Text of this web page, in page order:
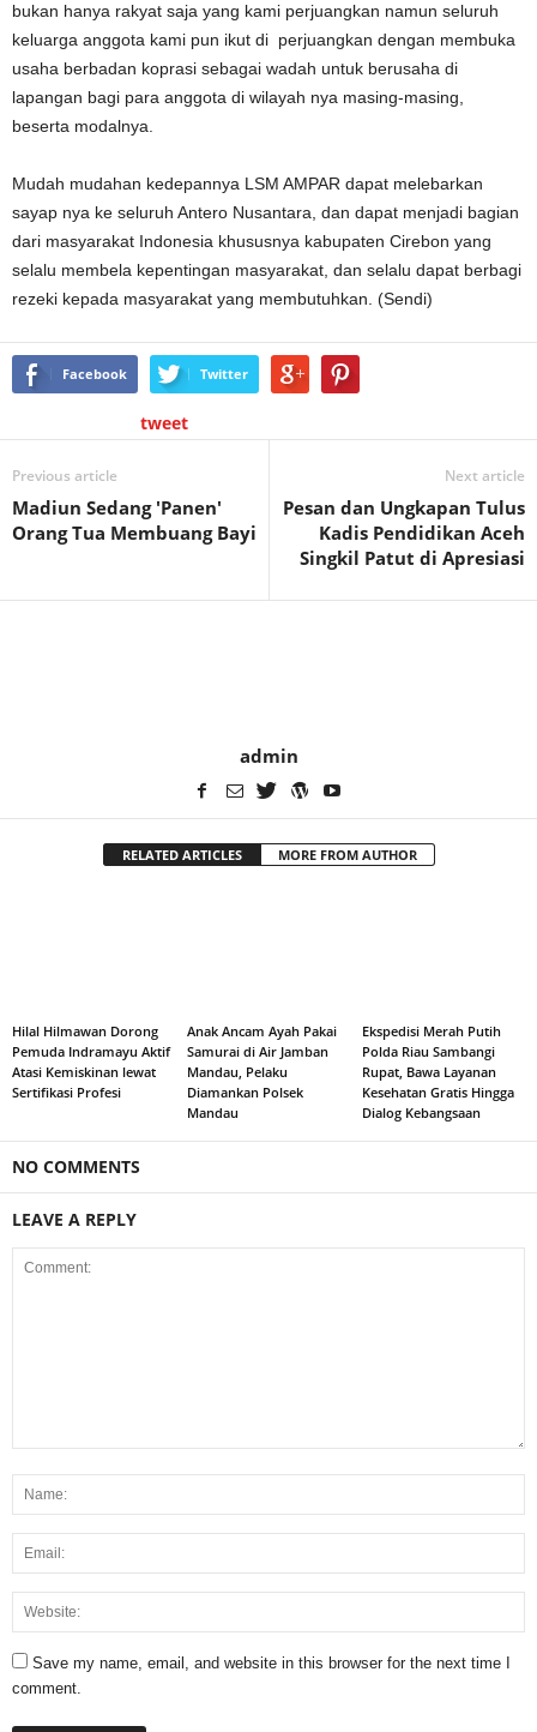
bukan hanya rakyat saja yang kami perjuangkan namun seluruh
keluarga anggota kami pun ikut di perjuangkan dengan membuka
usaha berbadan koprasi sebagai wadah untuk berusaha di
lapangan bagi para anggota di wilayah nya masing-masing,
beserta modalnya.
Mudah mudahan kedepannya LSM AMPAR dapat melebarkan
sayap nya ke seluruh Antero Nusantara, dan dapat menjadi bagian
dari masyarakat Indonesia khususnya kabupaten Cirebon yang
selalu membela kepentingan masyarakat, dan selalu dapat berbagi
rezeki kepada masyarakat yang membutuhkan. (Sendi)
Facebook Twitter
tweet
Previous article
Madiun Sedang 'Panen'
Orang Tua Membuang Bayi
Next article
Pesan dan Ungkapan Tulus
Kadis Pendidikan Aceh
Singkil Patut di Apresiasi
admin
RELATED ARTICLES MORE FROM AUTHOR
Hilal Hilmawan Dorong
Pemuda Indramayu Aktif
Atasi Kemiskinan lewat
Sertifikasi Profesi
Anak Ancam Ayah Pakai
Samurai di Air Jamban
Mandau, Pelaku
Diamankan Polsek
Mandau
Ekspedisi Merah Putih
Polda Riau Sambangi
Rupat, Bawa Layanan
Kesehatan Gratis Hingga
Dialog Kebangsaan
NO COMMENTS
LEAVE A REPLY
Save my name, email, and website in this browser for the next time I
comment.